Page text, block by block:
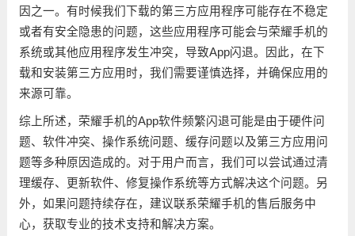
因之一。有时候我们下载的第三方应用程序可能存在不稳定
或者有安全隐患的问题，这些应用程序可能会与荣耀手机的
系统或其他应用程序发生冲突，导致App闪退。因此，在下
载和安装第三方应用时，我们需要谨慎选择，并确保应用的
来源可靠。
综上所述，荣耀手机的App软件频繁闪退可能是由于硬件问
题、软件冲突、操作系统问题、缓存问题以及第三方应用问
题等多种原因造成的。对于用户而言，我们可以尝试通过清
理缓存、更新软件、修复操作系统等方式解决这个问题。另
外，如果问题持续存在，建议联系荣耀手机的售后服务中
心，获取专业的技术支持和解决方案。